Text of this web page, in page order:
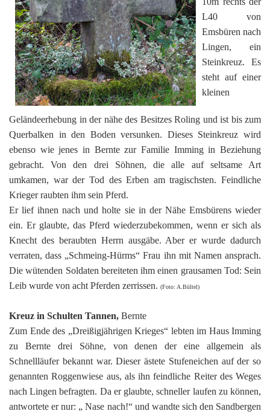
L40 von
Emsbüren nach
Lingen, ein
Steinkreuz. Es
steht auf einer
kleinen
Geländeerhebung in der nähe des Besitzes Roling und ist bis zum
Querbalken in den Boden versunken. Dieses Steinkreuz wird
ebenso wie jenes in Bernte zur Familie Imming in Beziehung
gebracht. Von den drei Söhnen, die alle auf seltsame Art
umkamen, war der Tod des Erben am tragischsten. Feindliche
Krieger raubten ihm sein Pferd.
Er lief ihnen nach und holte sie in der Nähe Emsbürens wieder
ein. Er glaubte, das Pferd wiederzubekommen, wenn er sich als
Knecht des beraubten Herrn ausgäbe. Aber er wurde dadurch
verraten, dass „Schmeing-Hürms“ Frau ihn mit Namen ansprach.
Die wütenden Soldaten bereiteten ihm einen grausamen Tod: Sein
Leib wurde von acht Pferden zerrissen. (Foto: A.Bültel)
Kreuz in Schulten Tannen, Bernte
Zum Ende des „Dreißigjährigen Krieges“ lebten im Haus Imming
zu Bernte drei Söhne, von denen der eine allgemein als
Schnellläufer bekannt war. Dieser ästete Stufeneichen auf der so
genannten Roggenwiese aus, als ihn feindliche Reiter des Weges
nach Lingen befragten. Da er glaubte, schneller laufen zu können,
antwortete er nur: „ Nase nach!“ und wandte sich den Sandbergen